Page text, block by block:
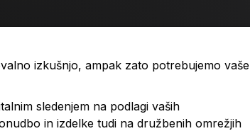
izkušnjo, ampak zato potrebujemo vaše
sledenjem na podlagi vaših
in izdelke tudi na družbenih omrežjih